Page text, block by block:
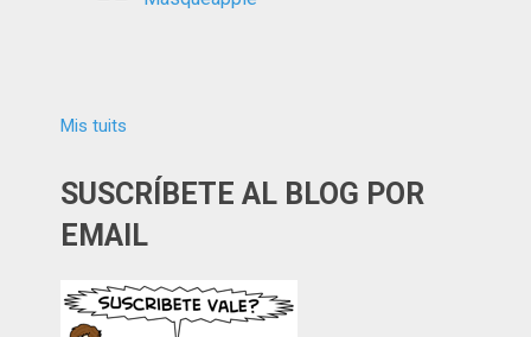
Mis tuits
SUSCRÍBETE AL BLOG POR
EMAIL